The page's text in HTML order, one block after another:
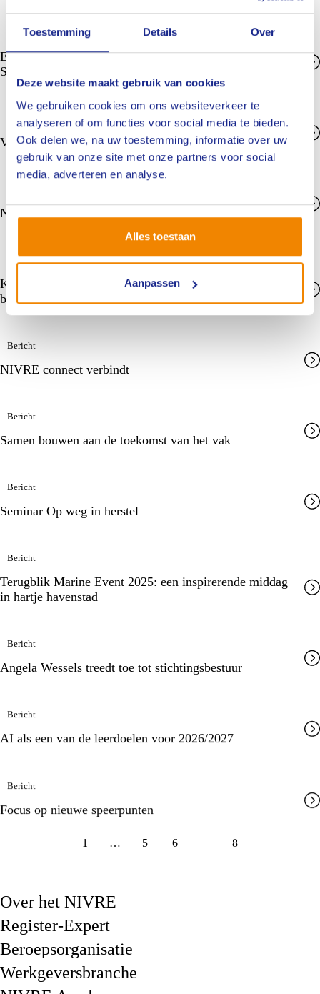
Toestemming Details Over
Deze website maakt gebruik van cookies
We gebruiken cookies om ons websiteverkeer te
analyseren of om functies voor social media te bieden.
Ook delen we, na uw toestemming, informatie over uw
gebruik van onze site met onze partners voor social
media, adverteren en analyse.
Alles toestaan
Aanpassen
Bericht
Even voorstellen: nieuwe branchevoorzitter Paul
Schrijver
Bericht
Voorbereidingen carrouselbijeenkomst ATV
Niet omdat je het moet, maar omdat je het wil
Bericht
Kennisseminar over risico’s energietransitie op de
bouwlocatie
Bericht
NIVRE connect verbindt
Bericht
Samen bouwen aan de toekomst van het vak
Bericht
Seminar Op weg in herstel
Bericht
Terugblik Marine Event 2025: een inspirerende middag
in hartje havenstad
Bericht
Angela Wessels treedt toe tot stichtingsbestuur
Bericht
AI als een van de leerdoelen voor 2026/2027
Bericht
Focus op nieuwe speerpunten
1 … 5 6 8
Over het NIVRE
Register-Expert
Beroepsorganisatie
Werkgeversbranche